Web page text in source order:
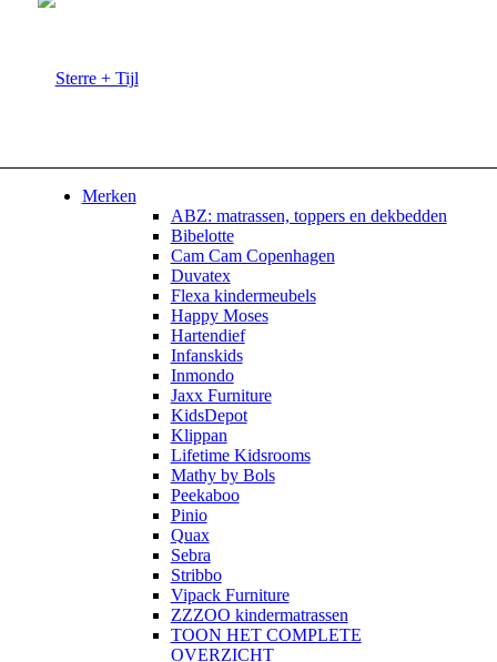
Merken
ABZ: matrassen, toppers en dekbedden
Bibelotte
Cam Cam Copenhagen
Duvatex
Flexa kindermeubels
Happy Moses
Hartendief
Infanskids
Inmondo
Jaxx Furniture
KidsDepot
Klippan
Lifetime Kidsrooms
Mathy by Bols
Peekaboo
Pinio
Quax
Sebra
Stribbo
Vipack Furniture
ZZZOO kindermatrassen
TOON HET COMPLETE
OVERZICHT